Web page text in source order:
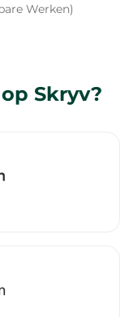
Werken)
Skryv?